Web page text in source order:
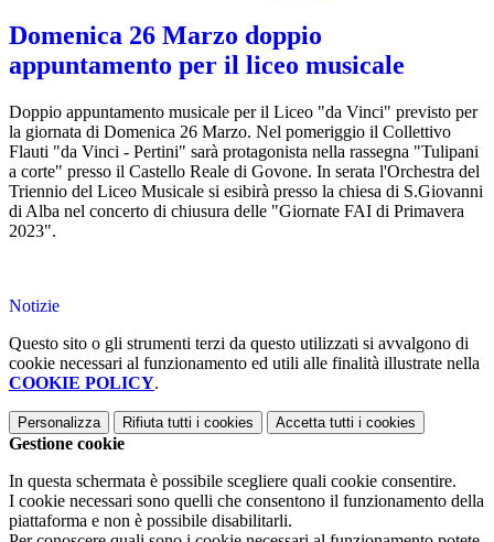
Domenica 26 Marzo doppio
appuntamento per il liceo musicale
Doppio appuntamento musicale per il Liceo "da Vinci" previsto per
la giornata di Domenica 26 Marzo. Nel pomeriggio il Collettivo
Flauti "da Vinci - Pertini" sarà protagonista nella rassegna "Tulipani
a corte" presso il Castello Reale di Govone. In serata l'Orchestra del
Triennio del Liceo Musicale si esibirà presso la chiesa di S.Giovanni
di Alba nel concerto di chiusura delle "Giornate FAI di Primavera
2023".
Notizie
Questo sito o gli strumenti terzi da questo utilizzati si avvalgono di
cookie necessari al funzionamento ed utili alle finalità illustrate nella
COOKIE POLICY.
Personalizza Rifiuta tutti i cookies Accetta tutti i cookies
Gestione cookie
In questa schermata è possibile scegliere quali cookie consentire.
I cookie necessari sono quelli che consentono il funzionamento della
piattaforma e non è possibile disabilitarli.